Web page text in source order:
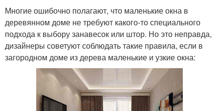
Многие ошибочно полагают, что маленькие окна в
деревянном доме не требуют какого-то специального
подхода к выбору занавесок или штор. Но это неправда,
дизайнеры советуют соблюдать такие правила, если в
загородном доме из дерева маленькие и узкие окна: